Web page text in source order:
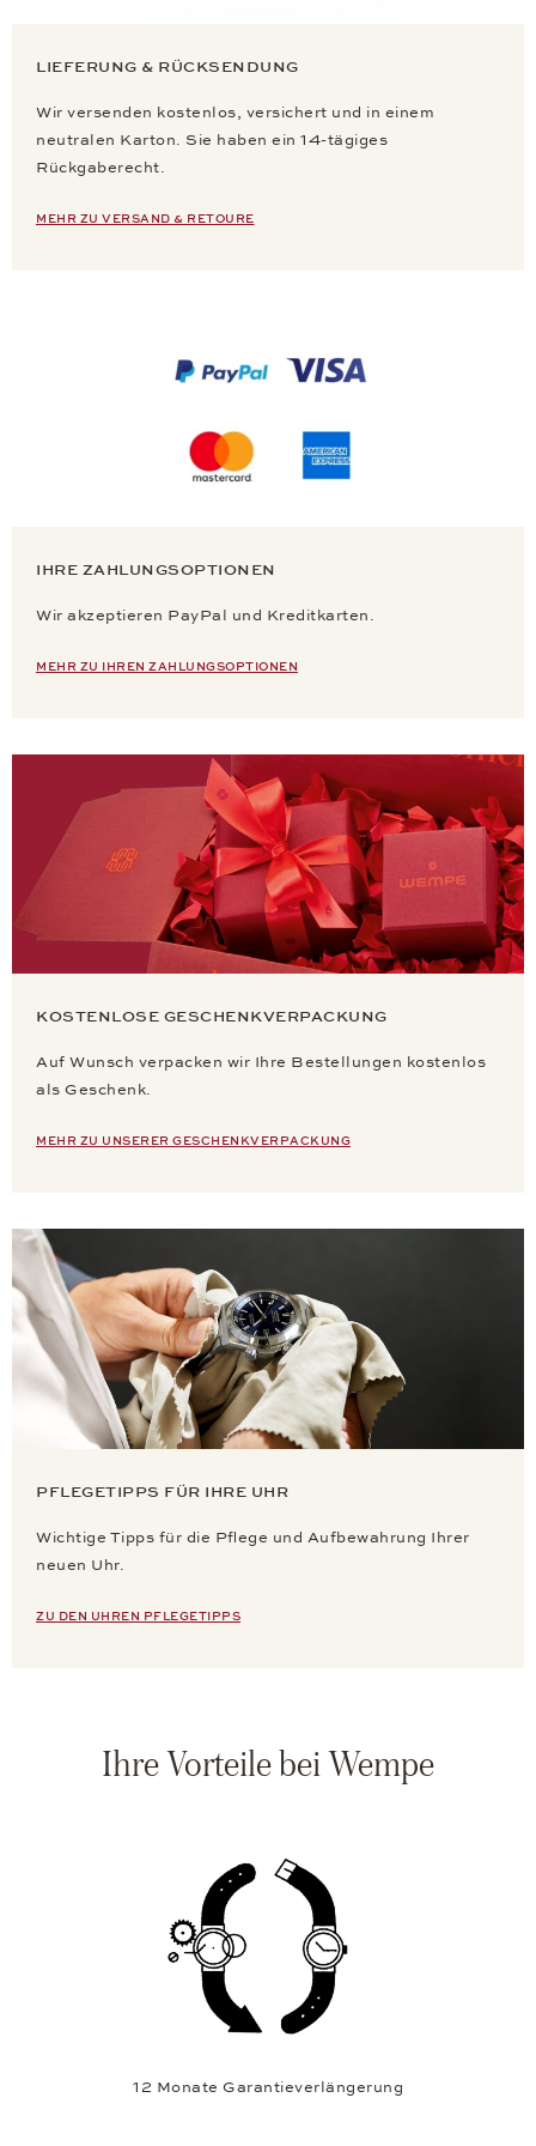
LIEFERUNG & RÜCKSENDUNG
Wir versenden kostenlos, versichert und in einem
neutralen Karton. Sie haben ein 14-tägiges
Rückgaberecht.
MEHR ZU VERSAND & RETOURE
IHRE ZAHLUNGSOPTIONEN
Wir akzeptieren PayPal und Kreditkarten.
MEHR ZU IHREN ZAHLUNGSOPTIONEN
KOSTENLOSE GESCHENKVERPACKUNG
Auf Wunsch verpacken wir Ihre Bestellungen kostenlos
als Geschenk.
MEHR ZU UNSERER GESCHENKVERPACKUNG
PFLEGETIPPS FÜR IHRE UHR
Wichtige Tipps für die Pflege und Aufbewahrung Ihrer
neuen Uhr.
ZU DEN UHREN PFLEGETIPPS
Ihre Vorteile bei Wempe
12 Monate Garantieverlängerung